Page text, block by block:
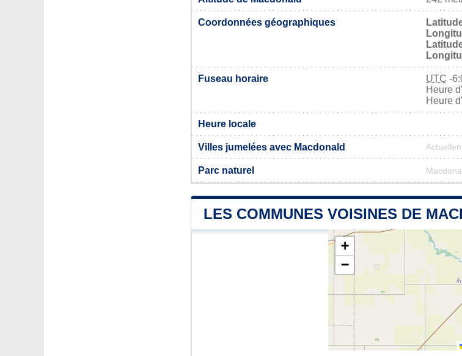
Coordonnées géographiques
Fuseau horaire UTC -
Heure
Heure
Heure locale
Villes jumelées avec Macdonald
Parc naturel
LES COMMUNES VOISINES DE
+
−